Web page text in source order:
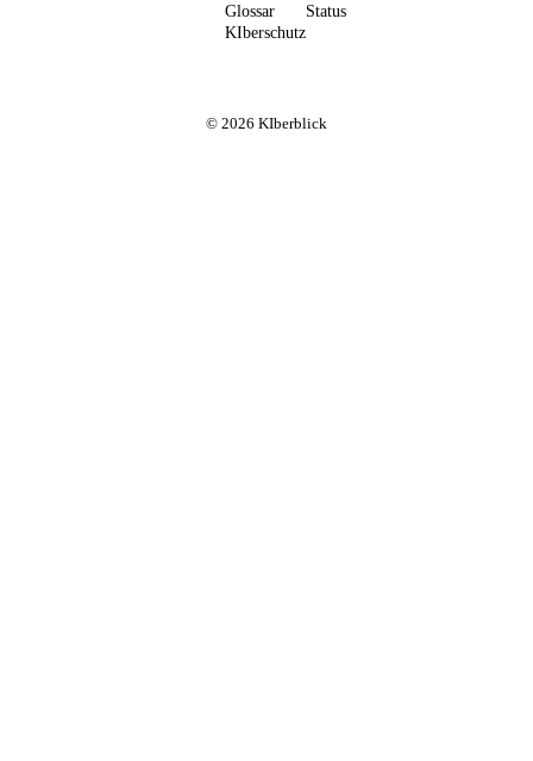
Glossar
KIberschutz
Status
© 2026 KIberblick